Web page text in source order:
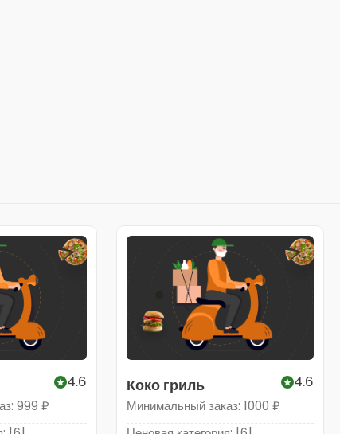
4.6
999 ₽
Коко гриль 4.6
Минимальный заказ: 1000 ₽